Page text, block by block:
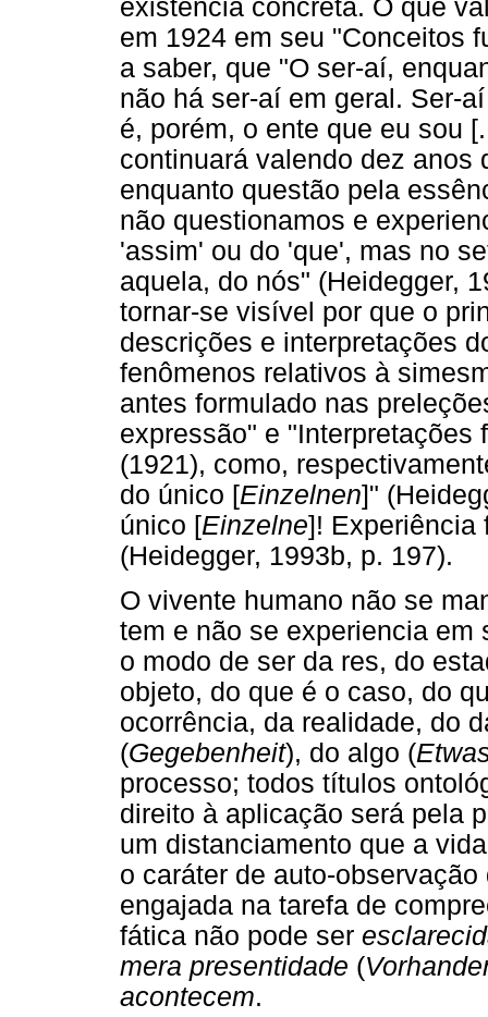
existência concreta. O que
em 1924 em seu "Conceitos
a saber, que "O ser-aí,
não há ser-aí em geral. Ser-
é, porém, o ente que eu sou
continuará valendo dez anos
enquanto questão pela
não questionamos e
'assim' ou do 'que', mas no
aquela, do nós" (Heidegger,
tornar-se visível por que o
descrições e interpretações
fenômenos relativos à
antes formulado nas
expressão" e "Interpretações
(1921), como,
do único [Einzelnen]"
único [Einzelne]!
(Heidegger, 1993b, p. 197).
O vivente humano não se
tem e não se experiencia em
o modo de ser da res, do
objeto, do que é o caso, do
ocorrência, da realidade, do
(Gegebenheit), do algo (
processo; todos títulos
direito à aplicação será pela
um distanciamento que a
o caráter de auto-
engajada na tarefa de
fática não pode ser
mera presentidade (
acontecem.